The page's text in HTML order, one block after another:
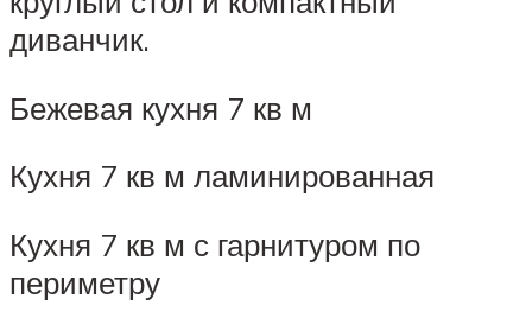
диванчик.
Бежевая кухня 7 кв м
Кухня 7 кв м ламинированная
Кухня 7 кв м с гарнитуром по
периметру